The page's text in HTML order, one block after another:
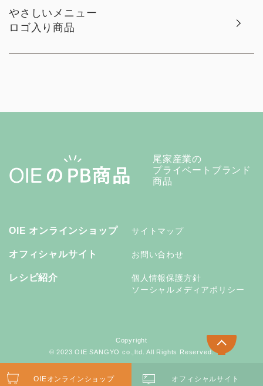
やさしいメニュー
ロゴ入り商品
尾家産業の
プライベートブランド
商品
OIE オンラインショップ
オフィシャルサイト
レシピ紹介
サイトマップ
お問い合わせ
個人情報保護方針
ソーシャルメディアポリシー
Copyright
© 2023 OIE SANGYO co.,ltd. All Rights Reserved.
OIEオンラインショップ オフィシャルサイト